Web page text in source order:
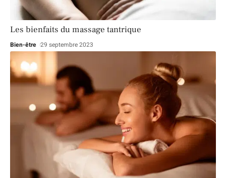
Les bienfaits du massage tantrique
Bien-être 29 septembre 2023